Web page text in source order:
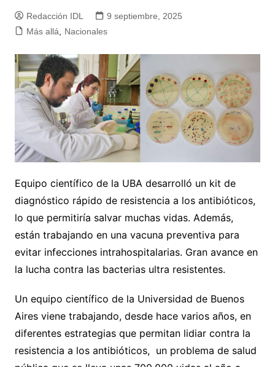
Redacción IDL
9 septiembre, 2025
Más allá, Nacionales
Equipo científico de la UBA desarrolló un kit de
diagnóstico rápido de resistencia a los antibióticos,
lo que permitiría salvar muchas vidas. Además,
están trabajando en una vacuna preventiva para
evitar infecciones intrahospitalarias. Gran avance en
la lucha contra las bacterias ultra resistentes.
Un equipo científico de la Universidad de Buenos
Aires viene trabajando, desde hace varios años, en
diferentes estrategias que permitan lidiar contra la
resistencia a los antibióticos, un problema de salud